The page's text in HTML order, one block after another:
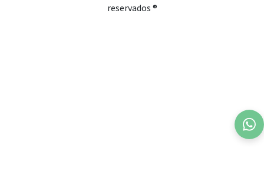
reservados ®